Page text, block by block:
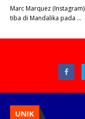
Marc Marquez
tiba di Mandalika pada …
UNIK